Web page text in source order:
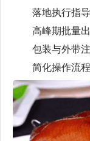
落地执行指导
高峰期批量出
包装与外带注
简化操作流程